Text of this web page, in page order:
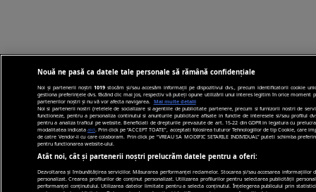
Nouă ne pasă ca datele tale personale să rămână confidențiale
Noi și partenerii noștri 1019stocăm și/sau accesăm informații pe dispozitivul dvs., precum identificatorii cookie
gestiona preferințele dvs. făcând clic mai jos, respectiv vă puteți opune utilizării unui interes legitim în orice
partenerilor noștri și nu vă vor afecta navigarea.
Mai multe detalii
Noi si partenerii nostri (retelele de socializare si agentiile de publicitate partenere, precum si furnizorii nostri de
functioneze, pentru a personaliza continutul si anunturile publicitare afisate in functie de interesele si/sau profilul
pentru a analiza traficul pe website. Beneficiati de drepturile prevazute de art. 15-22 din GDPR in legatura cu
modalitatea indicata aici. Prin click pe “ACCEPT TOATE”, acceptati folosirea tuturor Tehnologiilor de tip Cookie, care
de catre Vendor-ii cu care colaboram. Prin click pe “VREAU SA MODIFIC SETARILE INDIVIDUAL” puteti schimba
pentru functionarea website-ului.
Atât noi, cât și partenerii noștri prelucrăm datele pentru a oferi:
Dezvoltarea și îmbunătățirea serviciilor. Măsurarea performanței reclamelor. Stocarea și/sau accesarea
personalizat. Crearea profilurilor de conținut personalizat. Utilizarea profilurilor pentru selectarea publicității
performanței conținutului. Utilizarea datelor limitate pentru a selecta conținutul. Înțelegerea publicului prin